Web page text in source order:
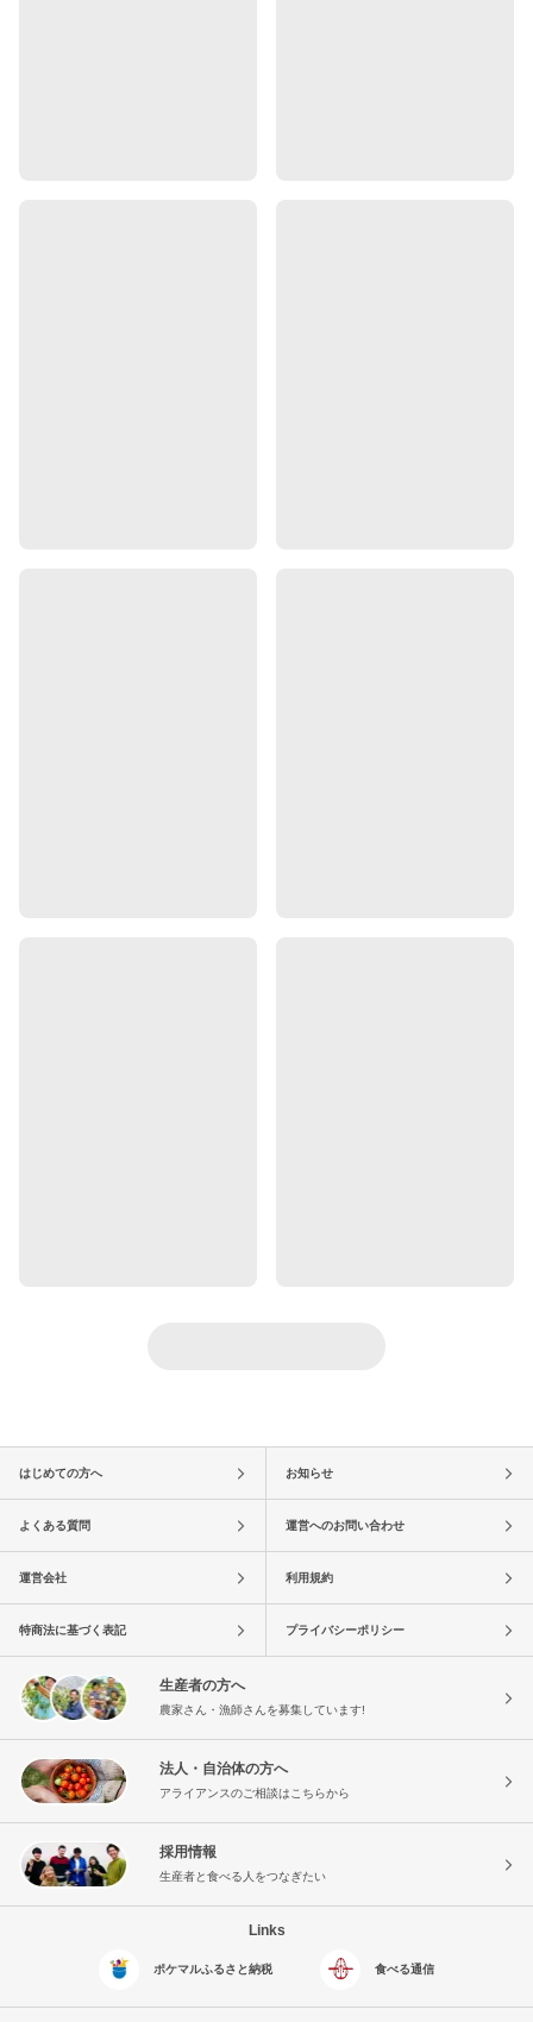
はじめての方へ お知らせ
よくある質問 運営へのお問い合わせ
運営会社 利用規約
特商法に基づく表記 プライバシーポリシー
生産者の方へ
農家さん・漁師さんを募集しています!
法人・自治体の方へ
アライアンスのご相談はこちらから
採用情報
生産者と食べる人をつなぎたい
Links
ポケマルふるさと納税 食べる通信